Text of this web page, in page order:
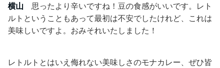
横山 思ったより辛いですね！豆の食感がいいです。レト
ルトということもあって最初は不安でしたけれど、これは
美味しいですよ。おみそれいたしました！
レトルトとはいえ侮れない美味しさのモナカレー、ぜひ皆